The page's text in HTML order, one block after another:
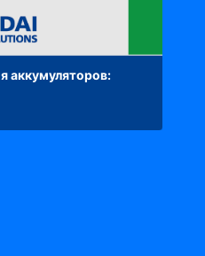
аккумуляторов: